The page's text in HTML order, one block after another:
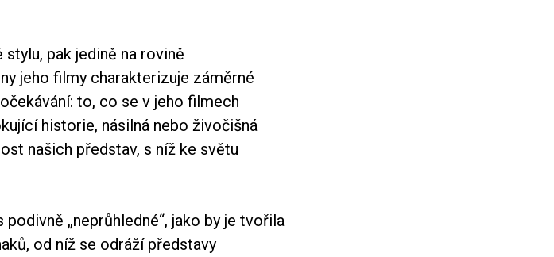
pak jedině na rovině
jeho filmy charakterizuje záměrné
to, co se v jeho filmech
historie, násilná nebo živočišná
našich představ, s níž ke světu
„neprůhledné“, jako by je tvořila
od níž se odráží představy